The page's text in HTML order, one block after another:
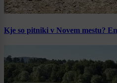
Kje so pitniki v Novem mestu?